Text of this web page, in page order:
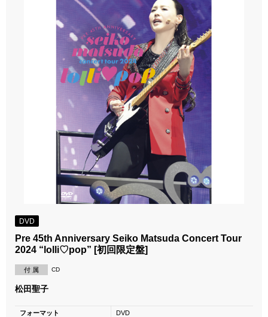
DVD
Pre 45th Anniversary Seiko Matsuda Concert Tour
2024 “lolli♡pop” [初回限定盤]
付 属 CD
松田聖子
フォーマット
DVD